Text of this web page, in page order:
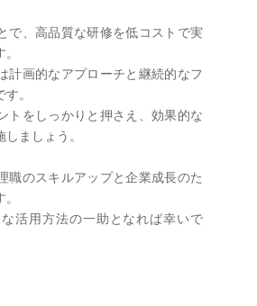
で、高品質な研修を低コストで実
計画的なアプローチと継続的なフ
。
トをしっかりと押さえ、効果的な
ましょう。
職のスキルアップと企業成長のた
活用方法の一助となれば幸いで